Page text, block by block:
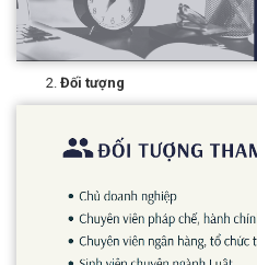
Đối tượng